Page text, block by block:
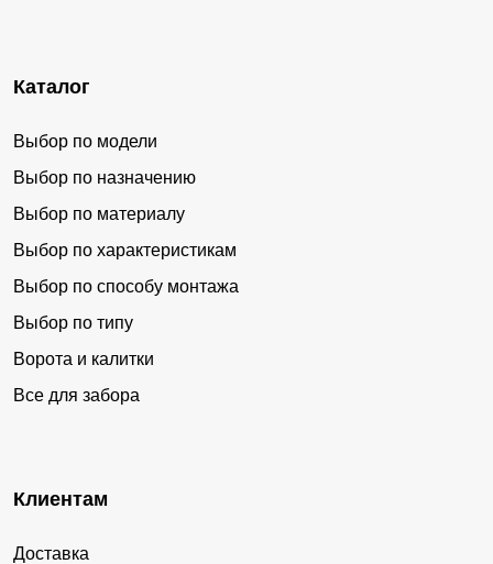
Каталог
Выбор по модели
Выбор по назначению
Выбор по материалу
Выбор по характеристикам
Выбор по способу монтажа
Выбор по типу
Ворота и калитки
Все для забора
Клиентам
Доставка